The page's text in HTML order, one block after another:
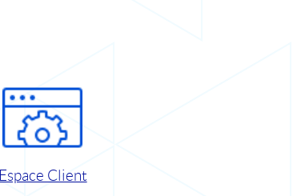
Espace Client